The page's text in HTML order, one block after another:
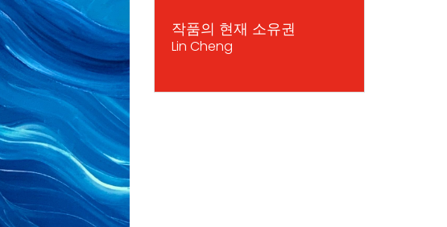
작품의 현재 소유권
Lin Cheng